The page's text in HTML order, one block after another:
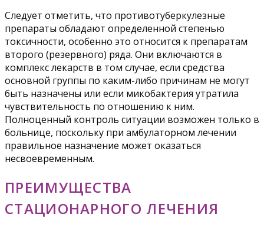
Следует отметить, что противотуберкулезные
препараты обладают определенной степенью
токсичности, особенно это относится к препаратам
второго (резервного) ряда. Они включаются в
комплекс лекарств в том случае, если средства
основной группы по каким-либо причинам не могут
быть назначены или если микобактерия утратила
чувствительность по отношению к ним.
Полноценный контроль ситуации возможен только в
больнице, поскольку при амбулаторном лечении
правильное назначение может оказаться
несвоевременным.
ПРЕИМУЩЕСТВА
СТАЦИОНАРНОГО ЛЕЧЕНИЯ